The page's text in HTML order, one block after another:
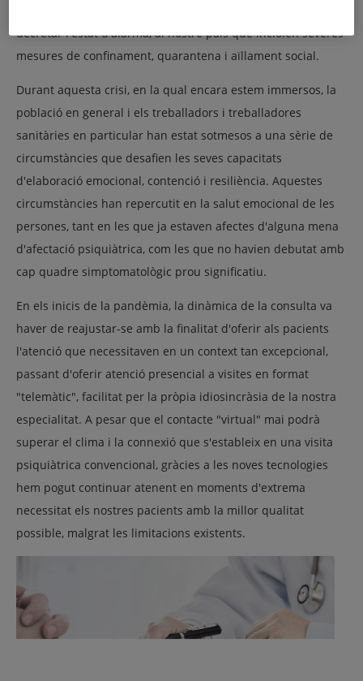
decretar l'estat d'alarma, al nostre país que incloïen severes
mesures de confinament, quarantena i aïllament social.
Durant aquesta crisi, en la qual encara estem immersos, la
població en general i els treballadors i treballadores
sanitàries en particular han estat sotmesos a una sèrie de
circumstàncies que desafien les seves capacitats
d'elaboració emocional, contenció i resiliència. Aquestes
circumstàncies han repercutit en la salut emocional de les
persones, tant en les que ja estaven afectes d'alguna mena
d'afectació psiquiàtrica, com les que no havien debutat amb
cap quadre simptomatològic prou significatiu.
En els inicis de la pandèmia, la dinàmica de la consulta va
haver de reajustar-se amb la finalitat d'oferir als pacients
l'atenció que necessitaven en un context tan excepcional,
passant d'oferir atenció presencial a visites en format
"telemàtic", facilitat per la pròpia idiosincràsia de la nostra
especialitat. A pesar que el contacte "virtual" mai podrà
superar el clima i la connexió que s'estableix en una visita
psiquiàtrica convencional, gràcies a les noves tecnologies
hem pogut continuar atenent en moments d'extrema
necessitat els nostres pacients amb la millor qualitat
possible, malgrat les limitacions existents.